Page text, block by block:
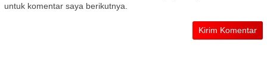
untuk komentar saya berikutnya.